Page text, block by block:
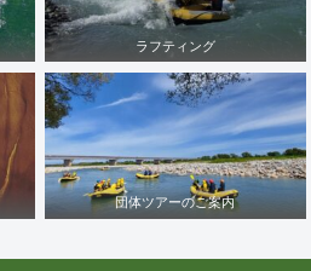
ラフティング
団体ツアーのご案内